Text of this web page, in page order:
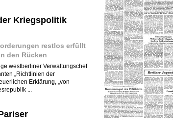
Kriegspolitik
restlos erfüllt
den Rücken
westberliner Verwaltungschef
„Richtlinien der
Erklärung, „von
...